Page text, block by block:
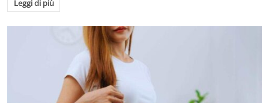
Leggi di più